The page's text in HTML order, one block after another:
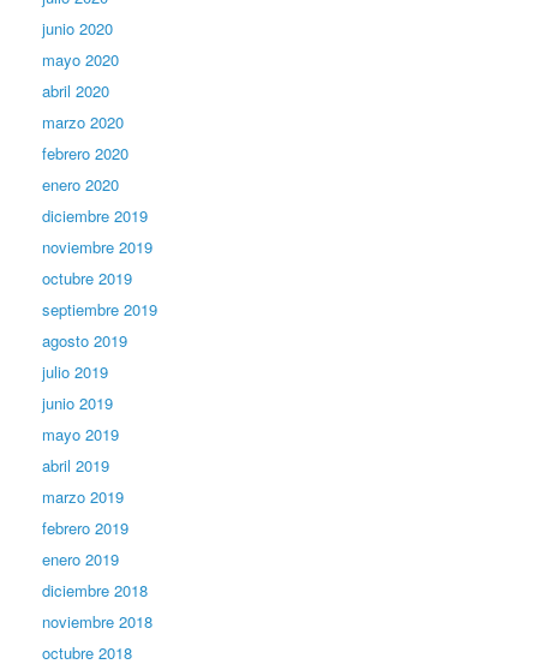
junio 2020
mayo 2020
abril 2020
marzo 2020
febrero 2020
enero 2020
diciembre 2019
noviembre 2019
octubre 2019
septiembre 2019
agosto 2019
julio 2019
junio 2019
mayo 2019
abril 2019
marzo 2019
febrero 2019
enero 2019
diciembre 2018
noviembre 2018
octubre 2018